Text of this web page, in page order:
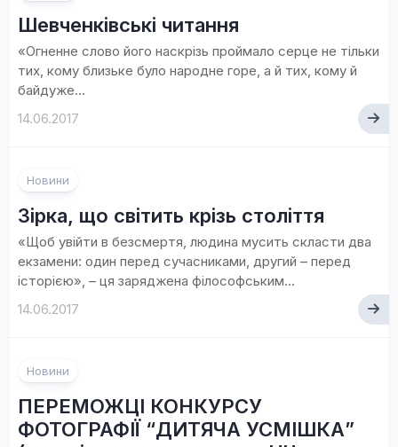
Шевченківські читання
«Огненне слово його наскрізь проймало серце не тільки
тих, кому близьке було народне горе, а й тих, кому й
байдуже...
14.06.2017
Новини
Зірка, що світить крізь століття
«Щоб увійти в безсмертя, людина мусить скласти два
екзамени: один перед сучасниками, другий – перед
історією», – ця заряджена філософським...
14.06.2017
Новини
ПЕРЕМОЖЦІ КОНКУРСУ
ФОТОГРАФІЇ “ДИТЯЧА УСМІШКА”